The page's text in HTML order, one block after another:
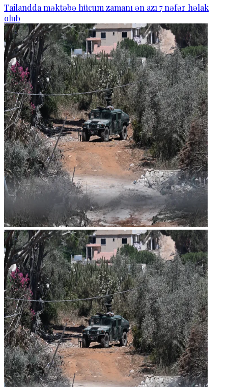
Tailandda məktəbə hücum zamanı ən azı 7 nəfər həlak
olub